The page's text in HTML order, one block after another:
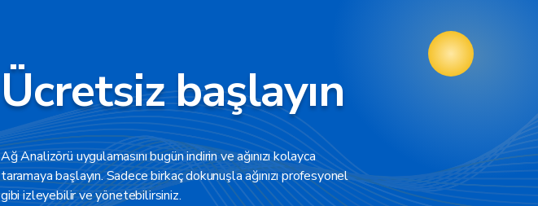
Ücretsiz başlayın
Ağ Analizörü uygulamasını bugün indirin ve ağınızı kolayca
taramaya başlayın. Sadece birkaç dokunuşla ağınızı profesyonel
gibi izleyebilir ve yönetebilirsiniz.